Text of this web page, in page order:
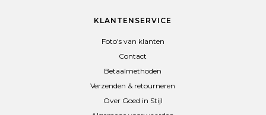
KLANTENSERVICE
Foto's van klanten
Contact
Betaalmethoden
Verzenden & retourneren
Over Goed in Stijl